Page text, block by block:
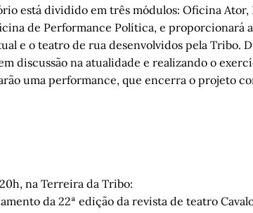
está dividido em três módulos: Oficina Ator,
de Performance Política, e proporcionará
e o teatro de rua desenvolvidos pela Tribo.
discussão na atualidade e realizando o
uma performance, que encerra o projeto
na Terreira da Tribo:
da 22ª edição da revista de teatro